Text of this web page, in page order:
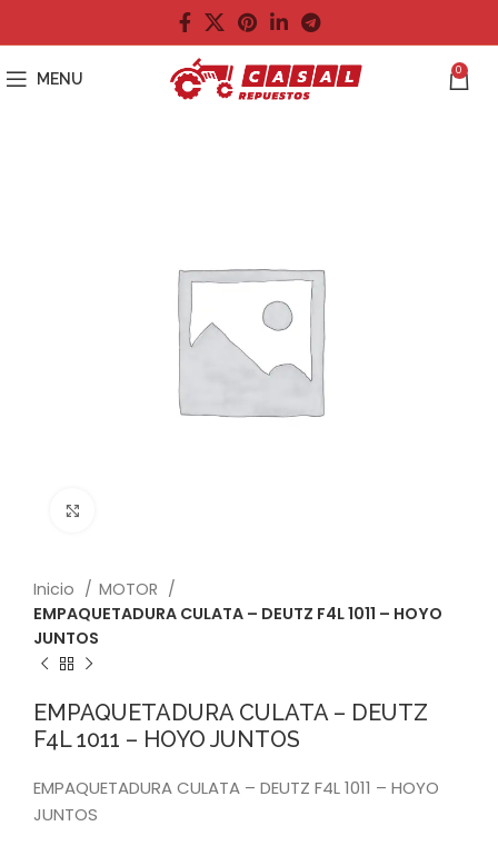
MENU 0
Inicio
MOTOR
EMPAQUETADURA CULATA – DEUTZ F4L 1011 – HOYO
JUNTOS
EMPAQUETADURA CULATA – DEUTZ
F4L 1011 – HOYO JUNTOS
EMPAQUETADURA CULATA – DEUTZ F4L 1011 – HOYO
JUNTOS